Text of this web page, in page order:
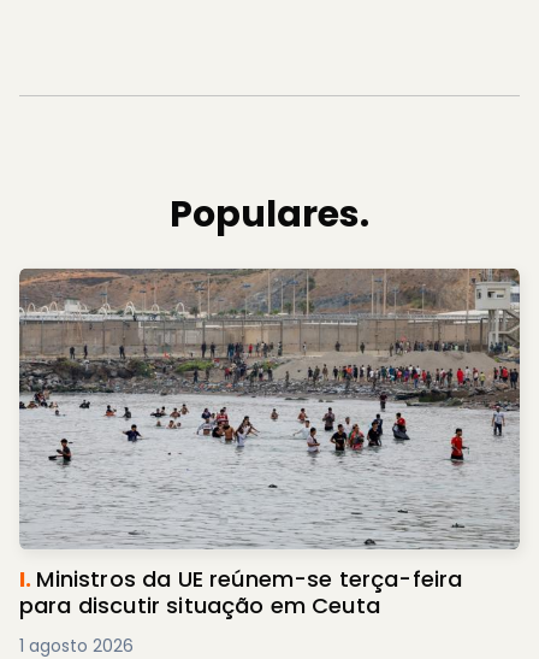
Populares.
I. Ministros da UE reúnem-se terça-feira
para discutir situação em Ceuta
1 agosto 2026